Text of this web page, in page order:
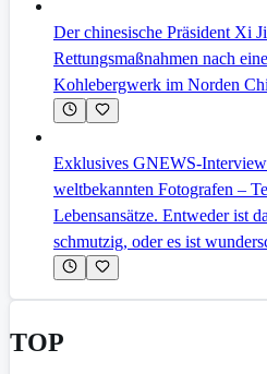
Der chinesische Präsident Xi
Rettungsmaßnahmen nach
Kohlebergwerk im Norden
Exklusives GNEWS-
weltbekannten Fotografen –
Lebensansätze. Entweder ist
schmutzig, oder es ist
TOP